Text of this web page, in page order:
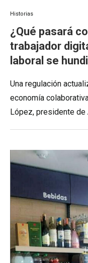
Historias
¿Qué pasará
trabajador
laboral se
Una regulación
economía
López, presidente de